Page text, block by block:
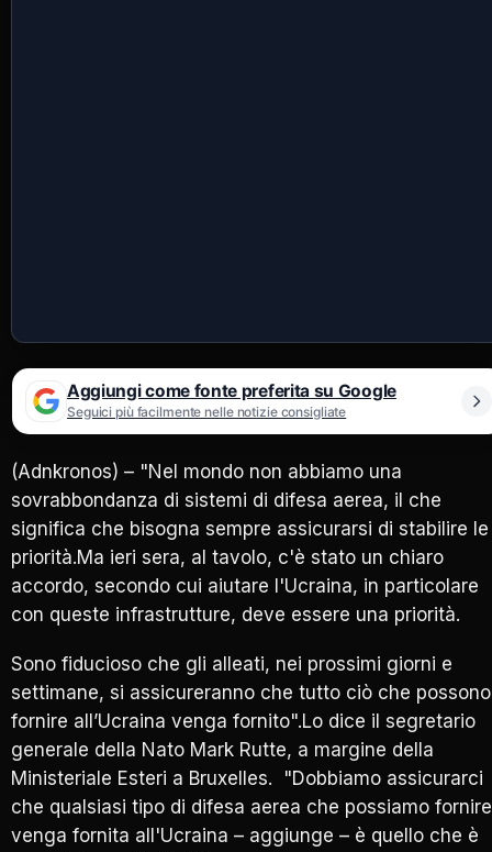
Aggiungi come fonte preferita su Google
Seguici più facilmente nelle notizie consigliate
(Adnkronos) – "Nel mondo non abbiamo una
sovrabbondanza di sistemi di difesa aerea, il che
significa che bisogna sempre assicurarsi di stabilire le
priorità.Ma ieri sera, al tavolo, c'è stato un chiaro
accordo, secondo cui aiutare l'Ucraina, in particolare
con queste infrastrutture, deve essere una priorità.
Sono fiducioso che gli alleati, nei prossimi giorni e
settimane, si assicureranno che tutto ciò che possono
fornire all’Ucraina venga fornito".Lo dice il segretario
generale della Nato Mark Rutte, a margine della
Ministeriale Esteri a Bruxelles. "Dobbiamo assicurarci
che qualsiasi tipo di difesa aerea che possiamo fornire
venga fornita all'Ucraina – aggiunge – è quello che è